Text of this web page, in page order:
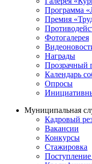
Программа
Премия
Фотогалерея
Награды
Прозрачный
Календарь
Опросы
Муниципальная
Кадровый
Вакансии
Конкурсы
Стажировка